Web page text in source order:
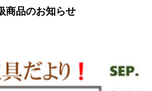
商品のお知らせ